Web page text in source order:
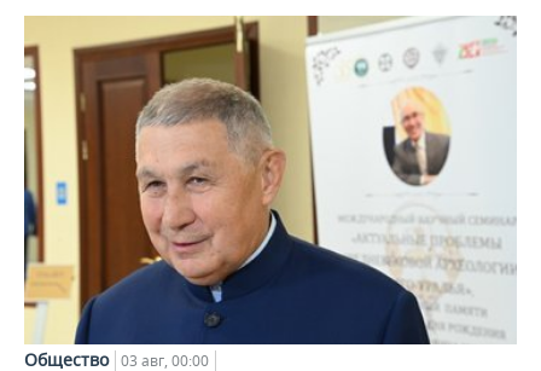
Общество 03 авг, 00:00